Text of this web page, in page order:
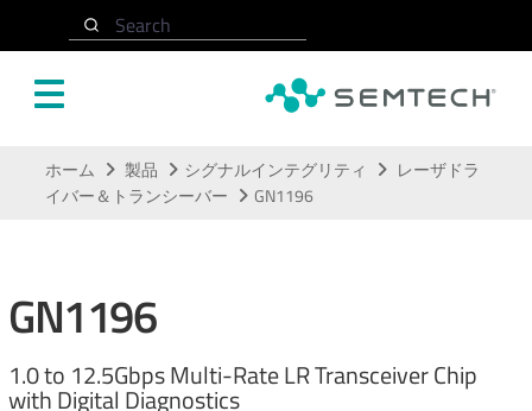
Search
ホーム 製品 シグナルインテグリティ
レーザドラ
イバー＆トランシーバー
GN1196
GN1196
1.0 to 12.5Gbps Multi-Rate LR Transceiver Chip
with Digital Diagnostics